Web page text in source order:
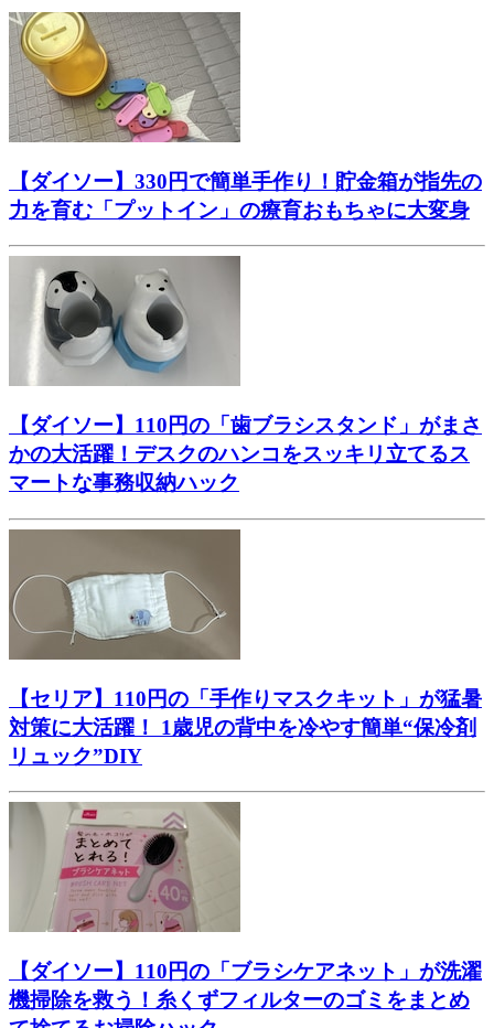
【ダイソー】330円で簡単手作り！貯金箱が指先の
力を育む「プットイン」の療育おもちゃに大変身
【ダイソー】110円の「歯ブラシスタンド」がまさ
かの大活躍！デスクのハンコをスッキリ立てるス
マートな事務収納ハック
【セリア】110円の「手作りマスクキット」が猛暑
対策に大活躍！ 1歳児の背中を冷やす簡単“保冷剤
リュック”DIY
【ダイソー】110円の「ブラシケアネット」が洗濯
機掃除を救う！糸くずフィルターのゴミをまとめ